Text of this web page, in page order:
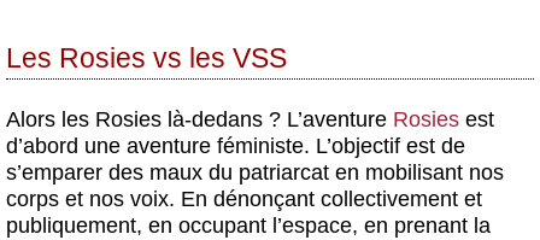
Les Rosies vs les VSS
Alors les Rosies là-dedans ? L’aventure Rosies est
d’abord une aventure féministe. L’objectif est de
s’emparer des maux du patriarcat en mobilisant nos
corps et nos voix. En dénonçant collectivement et
publiquement, en occupant l’espace, en prenant la